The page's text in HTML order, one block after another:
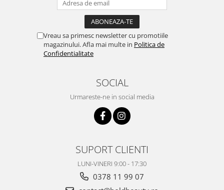
Vreau sa primesc newsletter cu promotiile
magazinului. Afla mai multe in Politica de
Confidentialitate
SOCIAL
Urmareste-ne in social media
SUPORT CLIENTI
LUNI-VINERI 9:00 - 17:30
0378 11 99 07